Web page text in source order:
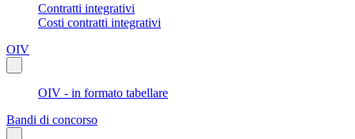
Contratti integrativi
Costi contratti integrativi
OIV
OIV - in formato tabellare
Bandi di concorso